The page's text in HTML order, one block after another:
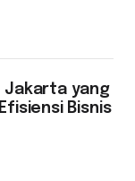
Jakarta yang
Bisnis